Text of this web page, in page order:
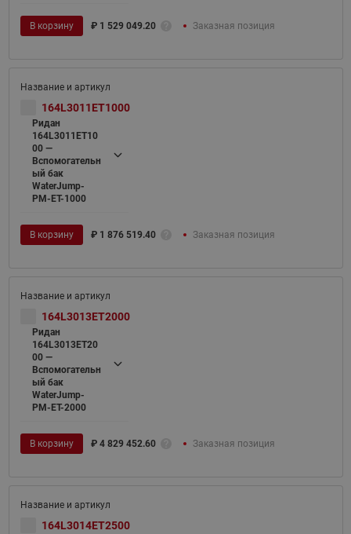
В корзину ₽ 1 529 049.20 Заказная позиция
164L3011ET1000
Ридан
164L3011ET10
00 —
Вспомогательн
ый бак
WaterJump-
PM-ET-1000
В корзину ₽ 1 876 519.40 Заказная позиция
164L3013ET2000
Ридан
164L3013ET20
00 —
Вспомогательн
ый бак
WaterJump-
PM-ET-2000
В корзину ₽ 4 829 452.60 Заказная позиция
164L3014ET2500